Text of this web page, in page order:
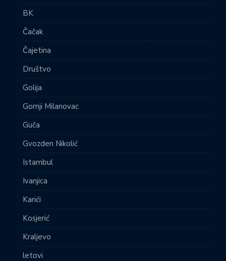
BK
Čačak
Čajetina
Društvo
Golija
Gornji Milanovac
Guča
Gvozden Nikolić
Istambul
Ivanjica
Karići
Kosjerić
Kraljevo
letovi